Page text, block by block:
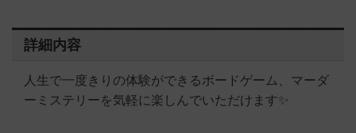
詳細内容
人生で一度きりの体験ができるボードゲーム、マーダ
ーミステリーを気軽に楽しんでいただけます✨